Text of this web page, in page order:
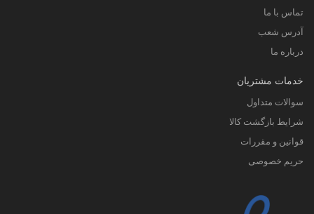
تماس با ما
آدرس شعب
درباره ما
خدمات مشتریان
سوالات متداول
شرایط بازگشت کالا
قوانین و مقررات
حریم خصوصی